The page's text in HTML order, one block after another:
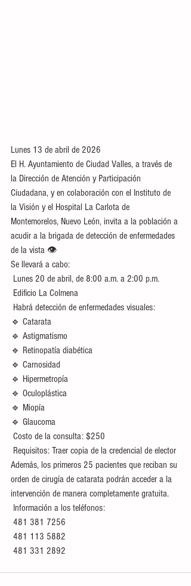
Lunes 13 de abril de 2026
El H. Ayuntamiento de Ciudad Valles, a través de
la Dirección de Atención y Participación
Ciudadana, y en colaboración con el Instituto de
la Visión y el Hospital La Carlota de
Montemorelos, Nuevo León, invita a la población a
acudir a la brigada de detección de enfermedades
de la vista 👁️
Se llevará a cabo:
Lunes 20 de abril, de 8:00 a.m. a 2:00 p.m.
Edificio La Colmena
Habrá detección de enfermedades visuales:
🔹 Catarata
🔹 Astigmatismo
🔹 Retinopatía diabética
🔹 Carnosidad
🔹 Hipermetropía
🔹 Oculoplástica
🔹 Miopía
🔹 Glaucoma
Costo de la consulta: $250
Requisitos: Traer copia de la credencial de elector
Además, los primeros 25 pacientes que reciban su
orden de cirugía de catarata podrán acceder a la
intervención de manera completamente gratuita.
Información a los teléfonos:
481 381 7256
481 113 5882
481 331 2892